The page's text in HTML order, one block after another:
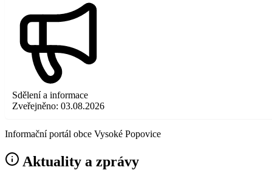
Sdělení a informace
Zveřejněno: 03.08.2026
Informační portál obce Vysoké Popovice
Aktuality a zprávy